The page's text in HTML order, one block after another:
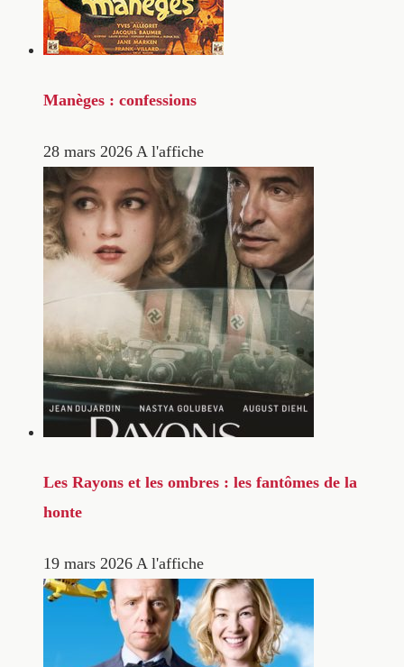
Manèges : confessions
28 mars 2026 A l'affiche
Les Rayons et les ombres : les fantômes de la
honte
19 mars 2026 A l'affiche